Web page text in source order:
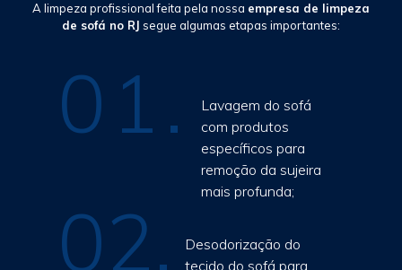
A limpeza profissional feita pela nossa empresa de limpeza
de sofá no RJ segue algumas etapas importantes:
01.
Lavagem do sofá
com produtos
específicos para
remoção da sujeira
mais profunda;
02.
Desodorização do
tecido do sofá para